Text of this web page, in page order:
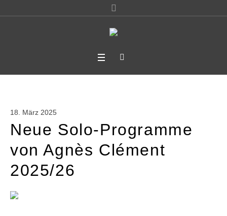
18. März 2025
Neue Solo-Programme
von Agnès Clément
2025/26